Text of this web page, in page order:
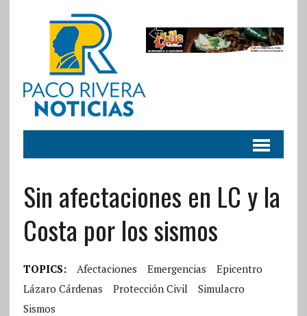
Sin afectaciones en LC y la
Costa por los sismos
TOPICS: Afectaciones Emergencias
Epicentro
Lázaro Cárdenas
Protección Civil
Simulacro
Sismos